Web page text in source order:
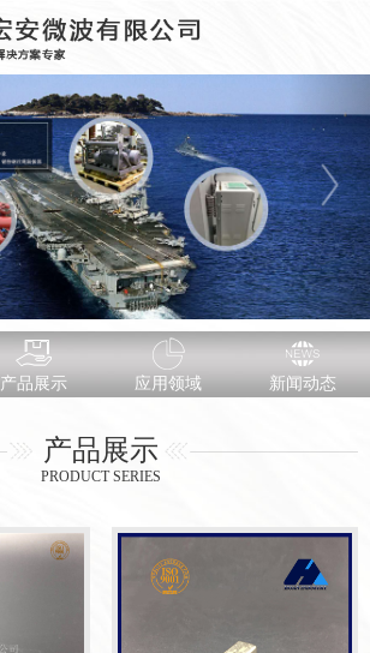
产品展示 应用领域 新闻动态
产品展示
PRODUCT SERIES